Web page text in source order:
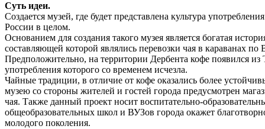
Суть идеи.
Создается музей, где будет представлена культура
России в целом.
Основанием для создания такого музея является богатая
составляющей которой являлись перевозки чая в караванах
Предположительно, на территории Дербента кофе появился из
употребления которого со временем исчезла.
Чайные традиции, в отличие от кофе оказались более
музею со стороны жителей и гостей города предусмотрен
чая. Также данный проект носит воспитательно-
общеобразовательных школ и ВУЗов города окажет
молодого поколения.